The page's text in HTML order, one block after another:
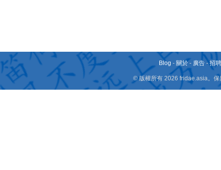
Blog - 關於 - 廣告 -招
© 版權所有 2026 fridae.asia。